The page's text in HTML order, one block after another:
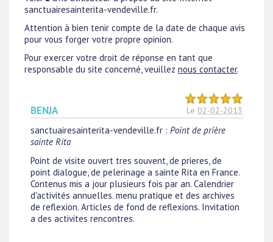
sanctuairesainterita-vendeville.fr.
Attention à bien tenir compte de la date de chaque avis
pour vous forger votre propre opinion.
Pour exercer votre droit de réponse en tant que
responsable du site concerné, veuillez nous contacter.
BENJA Le 02-02-2013
sanctuairesainterita-vendeville.fr : Point de prière
sainte Rita
Point de visite ouvert tres souvent, de prieres, de
point dialogue, de pelerinage a sainte Rita en France.
Contenus mis a jour plusieurs fois par an. Calendrier
d'activités annuelles. menu pratique et des archives
de reflexion. Articles de fond de reflexions. Invitation
a des activites rencontres.